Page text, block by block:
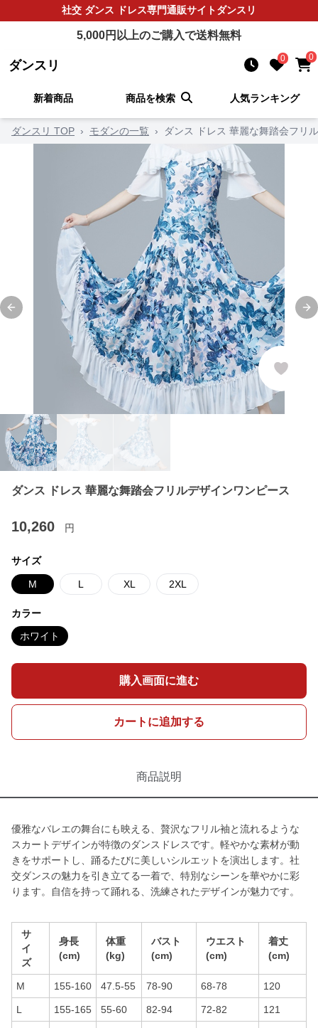
社交 ダンス ドレス専門通販サイトダンスリ
5,000円以上のご購入で送料無料
ダンスリ 0 0
新着商品 商品を検索 人気ランキング
ダンスリ TOP › モダンの一覧 › ダンス ドレス 華麗な舞踏会フリ
Previous slide
ダンス ドレス 華麗な舞踏会フリルデザインワンピース
10,260 円
サイズ
M L XL 2XL
カラー
ホワイト
購入画面に進む
カートに追加する
商品説明
優雅なバレエの舞台にも映える、贅沢なフリル袖と流れるような
スカートデザインが特徴のダンスドレスです。軽やかな素材が動
きをサポートし、踊るたびに美しいシルエットを演出します。社
交ダンスの魅力を引き立てる一着で、特別なシーンを華やかに彩
ります。自信を持って踊れる、洗練されたデザインが魅力です。
サ
イ
ズ
身長
(cm)
体重
(kg)
バスト
(cm)
ウエスト
(cm)
着丈
(cm)
M 155-160 47.5-55 78-90 68-78 120
L 155-165 55-60 82-94 72-82 121